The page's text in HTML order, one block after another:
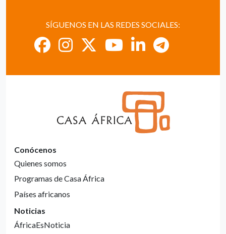
SÍGUENOS EN LAS REDES SOCIALES:
Conócenos
Quienes somos
Programas de Casa África
Países africanos
Noticias
ÁfricaEsNoticia